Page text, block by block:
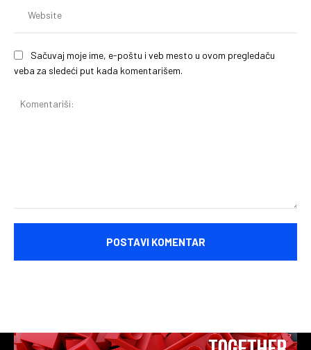
Sačuvaj moje ime, e-poštu i veb mesto u ovom pregledaču
veba za sledeći put kada komentarišem.